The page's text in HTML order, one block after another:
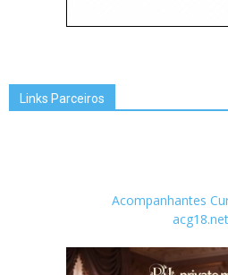
Links Parceiros
Acompanhantes
acg18.net